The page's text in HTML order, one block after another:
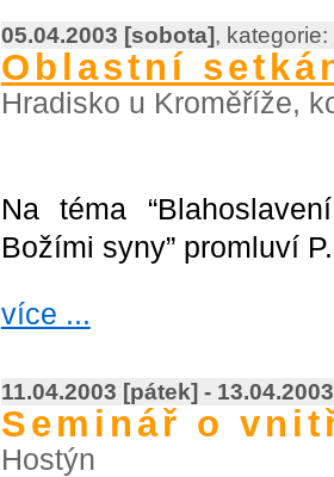
05.04.2003 [sobota], kategorie:
Oblastní
Hradisko u Kroměříže,
Na téma
Božími syny” promluví
více ...
11.04.2003 [pátek] -
Seminář o
Hostýn